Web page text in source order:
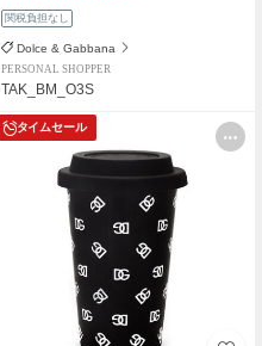
関税負担なし
Dolce & Gabbana
PERSONAL SHOPPER
TAK_BM_O3S
タイムセール